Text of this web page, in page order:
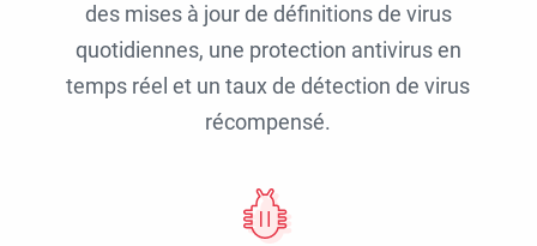
des mises à jour de définitions de virus
quotidiennes, une protection antivirus en
temps réel et un taux de détection de virus
récompensé.